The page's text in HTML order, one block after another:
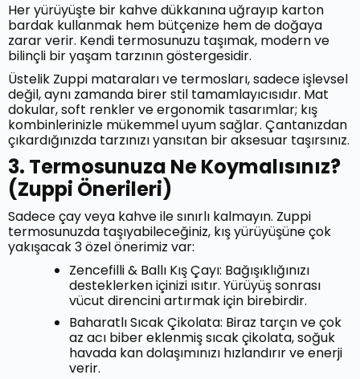
Her yürüyüşte bir kahve dükkanına uğrayıp karton
bardak kullanmak hem bütçenize hem de doğaya
zarar verir. Kendi termosunuzu taşımak, modern ve
bilinçli bir yaşam tarzının göstergesidir.
Üstelik Zuppi mataraları ve termosları, sadece işlevsel
değil, aynı zamanda birer stil tamamlayıcısıdır. Mat
dokular, soft renkler ve ergonomik tasarımlar; kış
kombinlerinizle mükemmel uyum sağlar. Çantanızdan
çıkardığınızda tarzınızı yansıtan bir aksesuar taşırsınız.
3. Termosunuza Ne Koymalısınız?
(Zuppi Önerileri)
Sadece çay veya kahve ile sınırlı kalmayın. Zuppi
termosunuzda taşıyabileceğiniz, kış yürüyüşüne çok
yakışacak 3 özel önerimiz var:
Zencefilli & Ballı Kış Çayı: Bağışıklığınızı
desteklerken içinizi ısıtır. Yürüyüş sonrası
vücut direncini artırmak için birebirdir.
Baharatlı Sıcak Çikolata: Biraz tarçın ve çok
az acı biber eklenmiş sıcak çikolata, soğuk
havada kan dolaşımınızı hızlandırır ve enerji
verir.